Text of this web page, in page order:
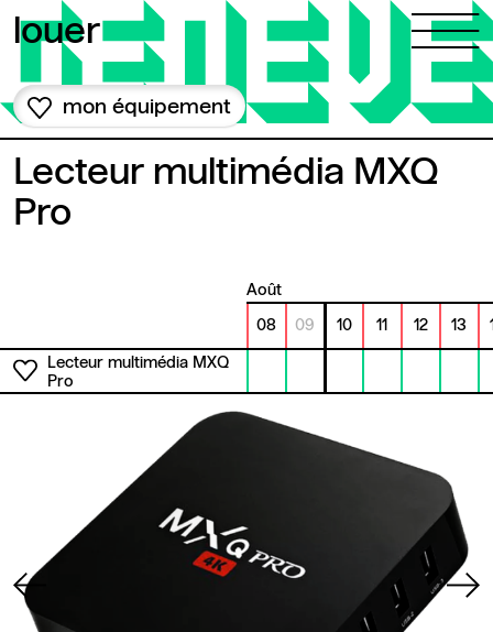
louer
mon équipement
Lecteur multimédia MXQ
Pro
août
08 09 10 11 12 13
Lecteur multimédia MXQ
Pro